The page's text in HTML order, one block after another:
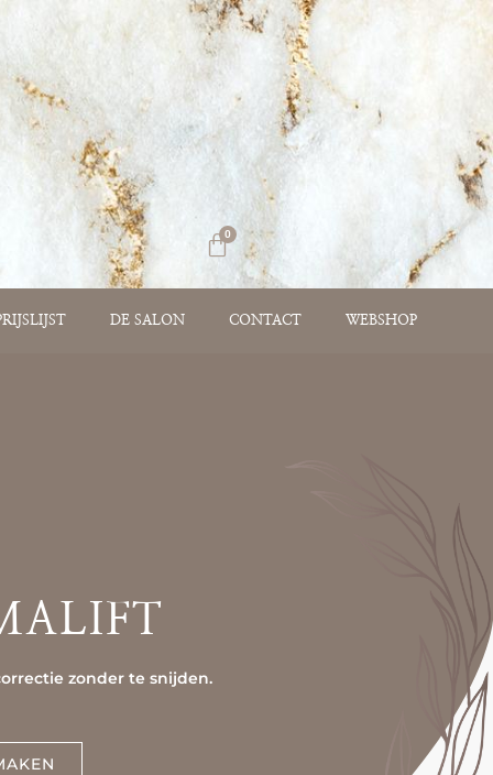
0
DE SALON CONTACT WEBSHOP
zonder te snijden.